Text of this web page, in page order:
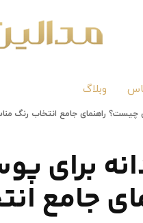
وبلاگ
چیست؟ راهنمای جامع انتخاب رنگ
برای
جامع